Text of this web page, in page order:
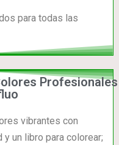
para todas las
Profesionales
vibrantes con
un libro para colorear;